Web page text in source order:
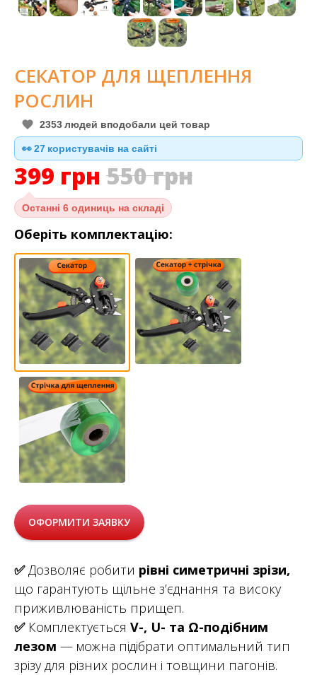
СЕКАТОР ДЛЯ ЩЕПЛЕННЯ
РОСЛИН
2353 людей вподобали цей товар
👀27 користувачів на сайті
399 грн 550грн
Останні 6 одиниць на складі
Оберіть комплектацію:
ОФОРМИТИ ЗАЯВКУ
✅Дозволяє робити рівні симетричні зрізи,
що гарантують щільне з’єднання та високу
приживлюваність прищеп.
✅Комплектується V-, U- та Ω-подібним
лезом — можна підібрати оптимальний тип
зрізу для різних рослин і товщини пагонів.